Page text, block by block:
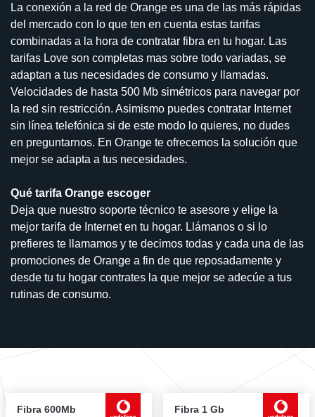
La conexión a la red de Orange es una de las más rápidas
del mercado con lo que ten en cuenta estas tarifas
combinadas a la hora de contratar fibra en tu hogar. Las
tarifas Love son completas mas sobre todo variadas, se
adaptan a tus necesidades de consumo y llamadas.
Velocidades de hasta 500 Mb simétricos para navegar por
la red sin restricción. Asimismo puedes contratar Internet
sin línea telefónica si de este modo lo quieres, no dudes
en preguntarnos. En Orange te ofrecemos la solución que
mejor se adapta a tus necesidades.
Qué tarifa Orange escoger
Deja que nuestro soporte técnico te asesore y elige la
mejor tarifa de Internet en tu hogar. Llámanos o si lo
prefieres te llamamos y te decimos todas y cada una de las
promociones de Orange a fin de que reposadamente y
desde tu tu hogar contrates la que mejor se adecúe a tus
rutinas de consumo.
Fibra 600Mb Fibra 1 Gb